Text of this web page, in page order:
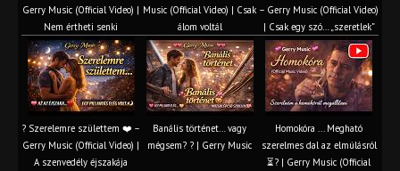
Gerry Music (Official Video) |
Nem értheti senki
Music (Official Video) | Csak
álom voltál
– Gerry Music (Official Video)
| Csak egy szó… „szeretlek”
? Szerelemre születtem ❤️ –
Gerry Music (Official Video) |
A szenvedély éjszakája
Banális történet… vagy
mégsem? ? | Gerry Music
Homokóra ... Megható
szerelmes dal az elmúlásról
⏳? | Gerry Music (Official